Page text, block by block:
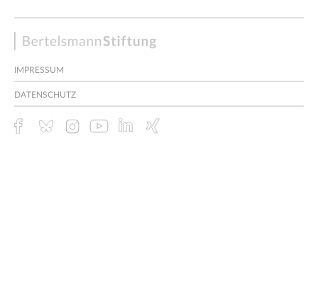
Bertelsmann
Stiftung
IMPRESSUM
DATENSCHUTZ